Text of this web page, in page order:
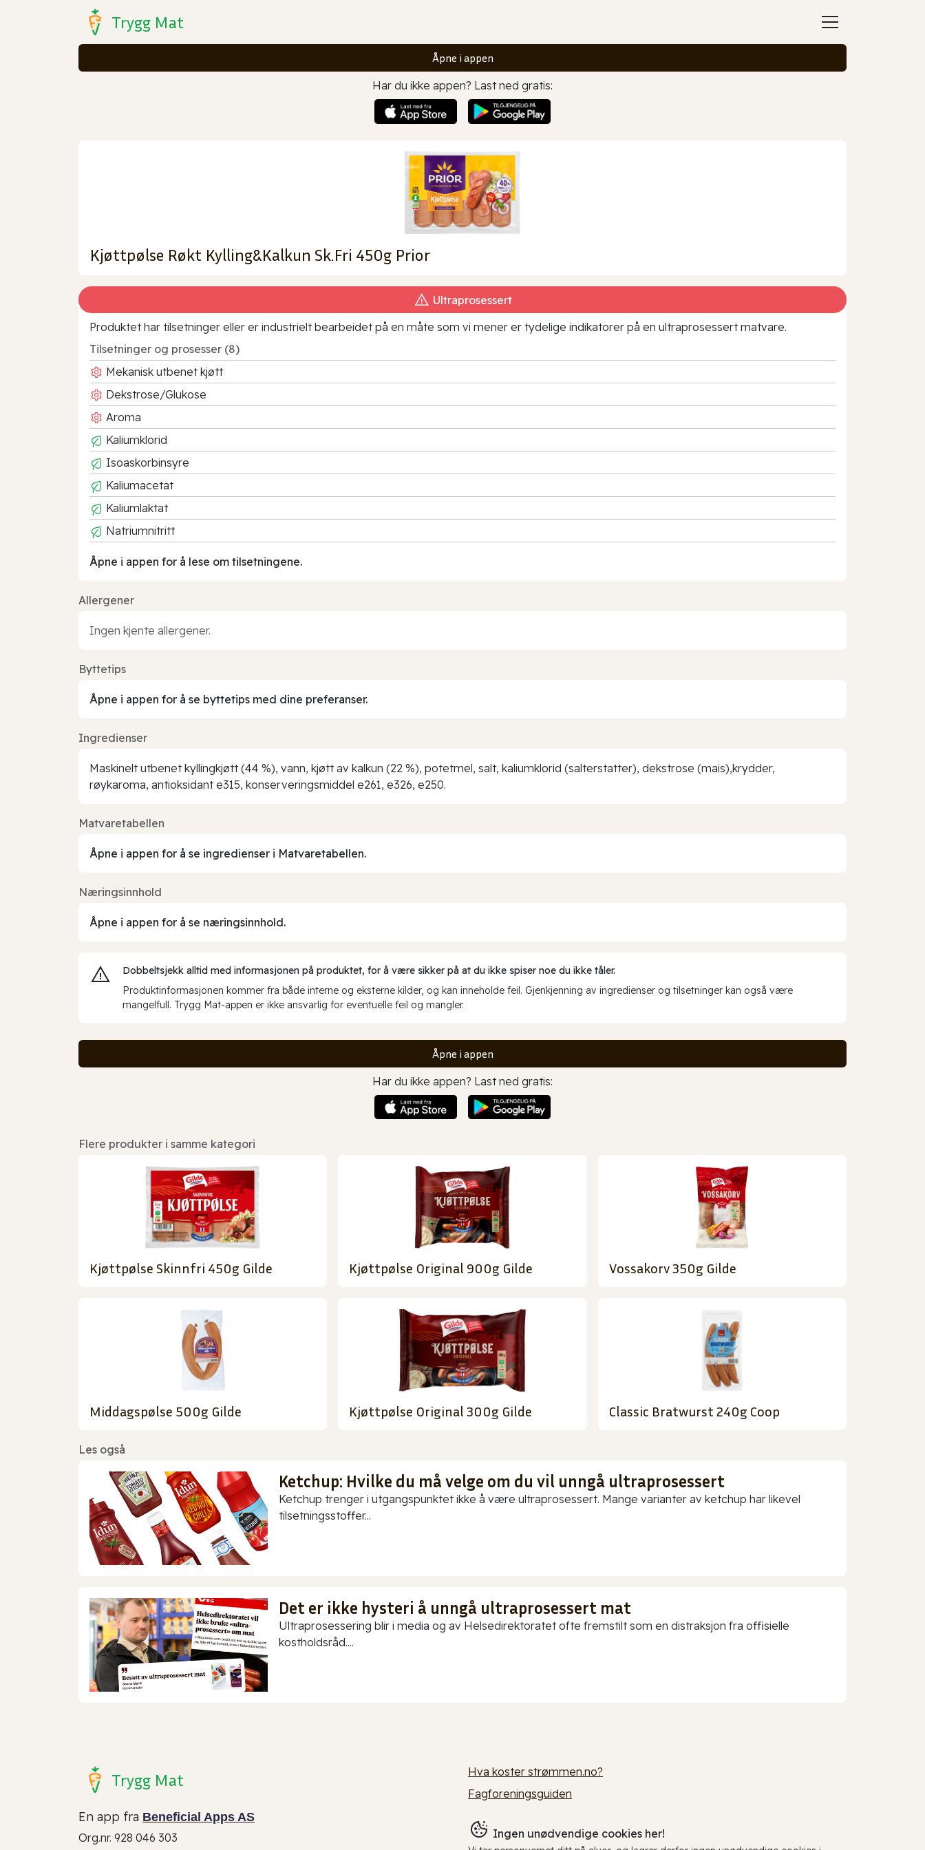
Trygg Mat
Åpne i appen
Har du ikke appen? Last ned gratis:
Kjøttpølse Røkt Kylling&Kalkun Sk.Fri 450g Prior
Ultraprosessert
Produktet har tilsetninger eller er industrielt bearbeidet på en måte som vi mener er tydelige indikatorer på en ultraprosessert matvare.
Tilsetninger og prosesser (8)
Mekanisk utbenet kjøtt
Dekstrose/Glukose
Aroma
Kaliumklorid
Isoaskorbinsyre
Kaliumacetat
Kaliumlaktat
Natriumnitritt
Åpne i appen for å lese om tilsetningene.
Allergener
Ingen kjente allergener.
Byttetips
Åpne i appen for å se byttetips med dine preferanser.
Ingredienser
Maskinelt utbenet kyllingkjøtt (44 %), vann, kjøtt av kalkun (22 %), potetmel, salt, kaliumklorid (salterstatter), dekstrose (mais),krydder,
røykaroma, antioksidant e315, konserveringsmiddel e261, e326, e250.
Matvaretabellen
Åpne i appen for å se ingredienser i Matvaretabellen.
Næringsinnhold
Åpne i appen for å se næringsinnhold.
Dobbeltsjekk alltid med informasjonen på produktet, for å være sikker på at du ikke spiser noe du ikke tåler.
Produktinformasjonen kommer fra både interne og eksterne kilder, og kan inneholde feil. Gjenkjenning av ingredienser og tilsetninger kan også være
mangelfull. Trygg Mat-appen er ikke ansvarlig for eventuelle feil og mangler.
Åpne i appen
Har du ikke appen? Last ned gratis:
Flere produkter i samme kategori
Kjøttpølse Skinnfri 450g Gilde Kjøttpølse Original 900g Gilde Vossakorv 350g Gilde
Middagspølse 500g Gilde Kjøttpølse Original 300g Gilde Classic Bratwurst 240g Coop
Les også
Ketchup: Hvilke du må velge om du vil unngå ultraprosessert
Ketchup trenger i utgangspunktet ikke å være ultraprosessert. Mange varianter av ketchup har likevel
tilsetningsstoffer...
Det er ikke hysteri å unngå ultraprosessert mat
Ultraprosessering blir i media og av Helsedirektoratet ofte fremstilt som en distraksjon fra offisielle
kostholdsråd....
Trygg Mat
En app fra Beneficial Apps AS
Org.nr. 928 046 303
Hva koster strømmen.no?
Fagforeningsguiden
Ingen unødvendige cookies her!